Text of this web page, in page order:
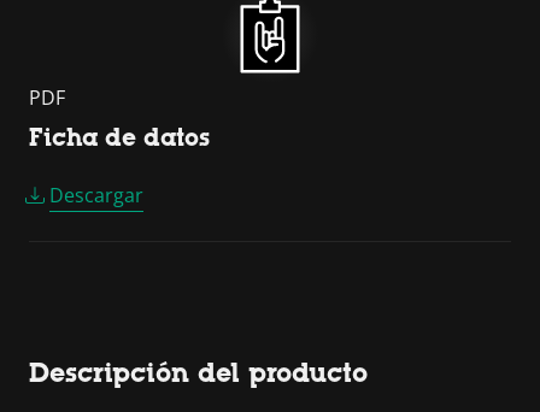
PDF
Ficha de datos
Descargar
Descripción del producto